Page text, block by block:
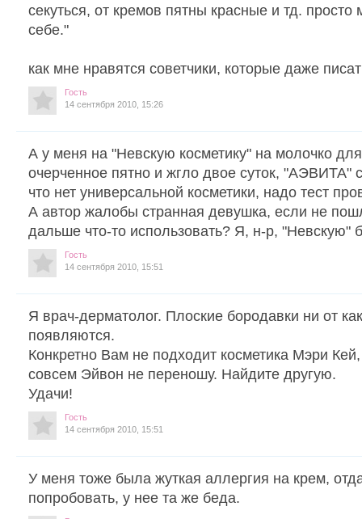
секуться, от кремов пятны красные и тд. просто
себе."
как мне нравятся советчики, которые даже
Гость
14 сентября 2010, 15:26
А у меня на "Невскую косметику" на молочко
очерченное пятно и жгло двое суток, "АЭВИТА"
что нет универсальной косметики, надо тест
А автор жалобы странная девушка, если не
дальше что-то использовать? Я, н-р, "Невскую"
Гость
14 сентября 2010, 15:51
Я врач-дерматолог. Плоские бородавки ни от
появляются.
Конкретно Вам не подходит косметика Мэри
совсем Эйвон не переношу. Найдите другую.
Удачи!
Гость
14 сентября 2010, 15:51
У меня тоже была жуткая аллергия на крем,
попробовать, у нее та же беда.